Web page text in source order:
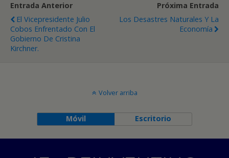
Entrada Anterior
El Vicepresidente Julio
Cobos Enfrentado Con El
Gobierno De Cristina
Kirchner.
Próxima Entrada
Los Desastres Naturales Y La
Economía
Volver arriba
Móvil Escritorio